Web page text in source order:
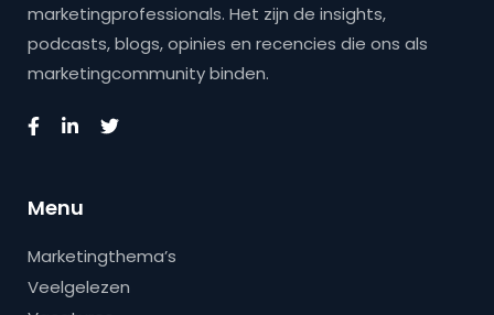
marketingprofessionals. Het zijn de insights,
podcasts, blogs, opinies en recencies die ons als
marketingcommunity binden.
Menu
Marketingthema’s
Veelgelezen